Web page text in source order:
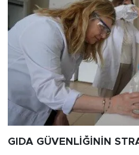
GIDA GÜVENLİĞİNİN